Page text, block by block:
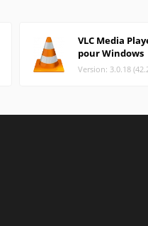
VLC Media
pour Windows
Version: 3.0.18